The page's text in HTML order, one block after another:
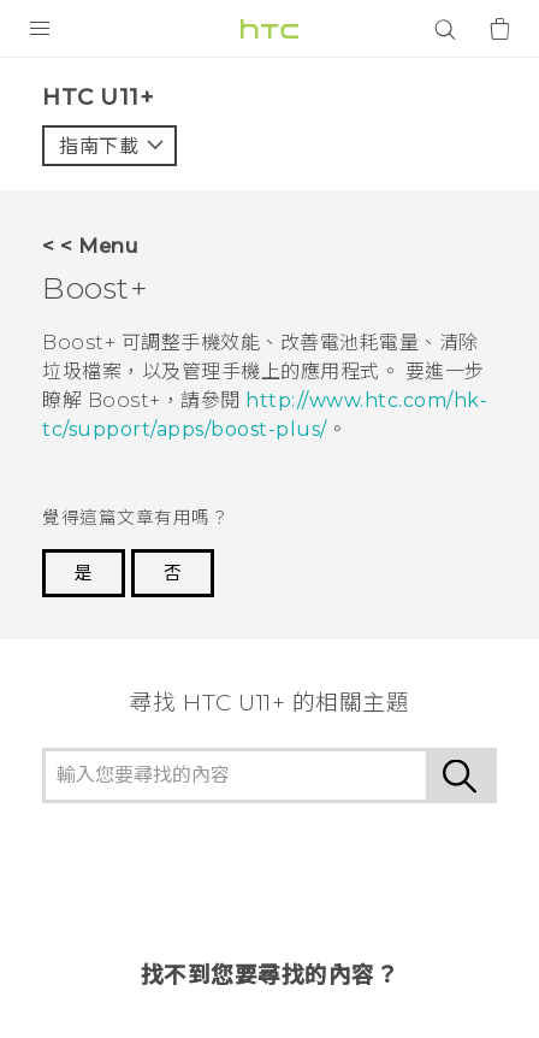
VIVE
應用程式
支援服務
HTC U11+‎
指南下載
< < Menu
Boost+
Boost+ 可調整手機效能、改善電池耗電量、清除
垃圾檔案，以及管理手機上的應用程式。 要進一步
瞭解 Boost+ ，請參閱 http://www.htc.com/hk-
tc/support/apps/boost-plus/。
覺得這篇文章有用嗎？
是
否
尋找 HTC U11+ 的相關主題
找不到您要尋找的內容？